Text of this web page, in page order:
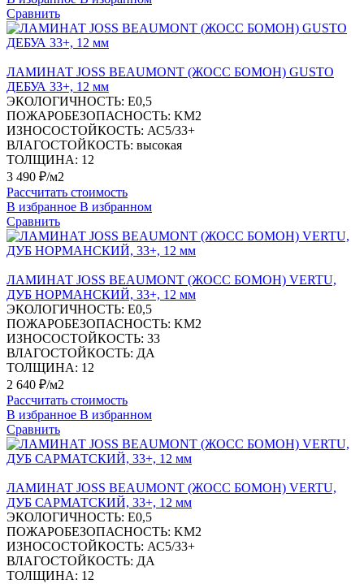
Сравнить
ЛАМИНАТ JOSS BEAUMONT (ЖОСС БОМОН) GUSTO
ДЕБУА 33+, 12 мм
ЭКОЛОГИЧНОСТЬ: Е0,5
ПОЖАРОБЕЗОПАСНОСТЬ: KM2
ИЗНОСОСТОЙКОСТЬ: АС5/33+
ВЛАГОСТОЙКОСТЬ: высокая
ТОЛЩИНА: 12
3 490 ₽/м2
Рассчитать стоимость
В избранное В избранном
Сравнить
ЛАМИНАТ JOSS BEAUMONT (ЖОСС БОМОН) VERTU,
ДУБ НОРМАНСКИЙ, 33+, 12 мм
ЭКОЛОГИЧНОСТЬ: Е0,5
ПОЖАРОБЕЗОПАСНОСТЬ: KM2
ИЗНОСОСТОЙКОСТЬ: 33
ВЛАГОСТОЙКОСТЬ: ДА
ТОЛЩИНА: 12
2 640 ₽/м2
Рассчитать стоимость
В избранное В избранном
Сравнить
ЛАМИНАТ JOSS BEAUMONT (ЖОСС БОМОН) VERTU,
ДУБ САРМАТСКИЙ, 33+, 12 мм
ЭКОЛОГИЧНОСТЬ: Е0,5
ПОЖАРОБЕЗОПАСНОСТЬ: KM2
ИЗНОСОСТОЙКОСТЬ: АС5/33+
ВЛАГОСТОЙКОСТЬ: ДА
ТОЛЩИНА: 12